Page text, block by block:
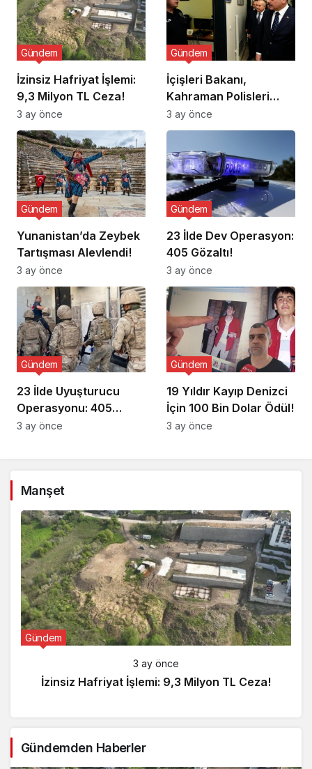
İzinsiz Hafriyat İşlemi:
9,3 Milyon TL Ceza!
Gündem
3 ay önce
İçişleri Bakanı,
Kahraman Polisleri
Ziyaret Etti
Gündem
3 ay önce
Yunanistan’da Zeybek
Tartışması Alevlendi!
Gündem
3 ay önce
23 İlde Dev Operasyon:
405 Gözaltı!
Gündem
3 ay önce
23 İlde Uyuşturucu
Operasyonu: 405
Gözaltı!
Gündem
3 ay önce
19 Yıldır Kayıp Denizci
İçin 100 Bin Dolar Ödül!
Gündem
3 ay önce
Manşet
Gündem
3 ay önce
İzinsiz Hafriyat İşlemi: 9,3 Milyon TL Ceza!
Gündemden Haberler